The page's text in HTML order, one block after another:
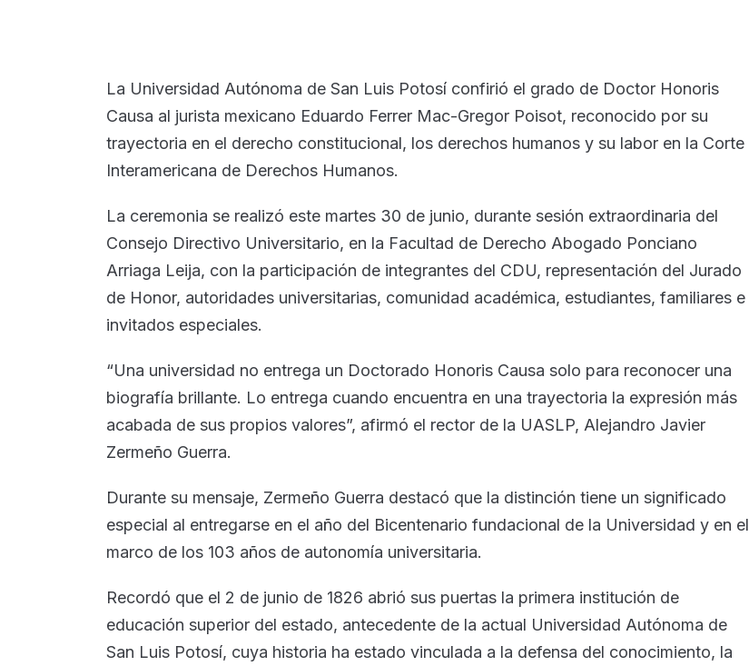
La Universidad Autónoma de San Luis Potosí confirió el grado de Doctor Honoris
Causa al jurista mexicano Eduardo Ferrer Mac-Gregor Poisot, reconocido por su
trayectoria en el derecho constitucional, los derechos humanos y su labor en la Corte
Interamericana de Derechos Humanos.
La ceremonia se realizó este martes 30 de junio, durante sesión extraordinaria del
Consejo Directivo Universitario, en la Facultad de Derecho Abogado Ponciano
Arriaga Leija, con la participación de integrantes del CDU, representación del Jurado
de Honor, autoridades universitarias, comunidad académica, estudiantes, familiares e
invitados especiales.
“Una universidad no entrega un Doctorado Honoris Causa solo para reconocer una
biografía brillante. Lo entrega cuando encuentra en una trayectoria la expresión más
acabada de sus propios valores”, afirmó el rector de la UASLP, Alejandro Javier
Zermeño Guerra.
Durante su mensaje, Zermeño Guerra destacó que la distinción tiene un significado
especial al entregarse en el año del Bicentenario fundacional de la Universidad y en el
marco de los 103 años de autonomía universitaria.
Recordó que el 2 de junio de 1826 abrió sus puertas la primera institución de
educación superior del estado, antecedente de la actual Universidad Autónoma de
San Luis Potosí, cuya historia ha estado vinculada a la defensa del conocimiento, la